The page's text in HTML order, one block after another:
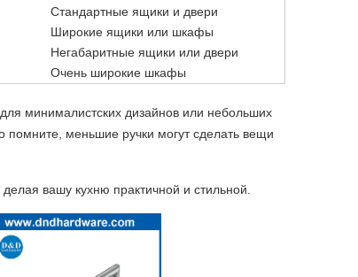
Стандартные ящики и двери
Широкие ящики или шкафы
Негабаритные ящики или двери
Очень широкие шкафы
минималистских дизайнов или небольших
меньшие ручки могут сделать вещи
вашу кухню практичной и стильной.